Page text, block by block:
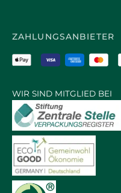
ZAHLUNGSANBIETER
WIR SIND MITGLIED BEI